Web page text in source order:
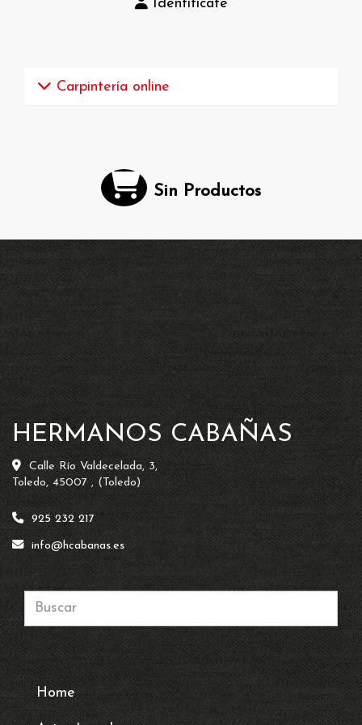
Identifícate
Carpintería online
Sin Productos
HERMANOS CABAÑAS
Calle Río Valdecelada, 3,
Toledo, 45007, (Toledo)
925 232 217
info hcabanas.es
Home